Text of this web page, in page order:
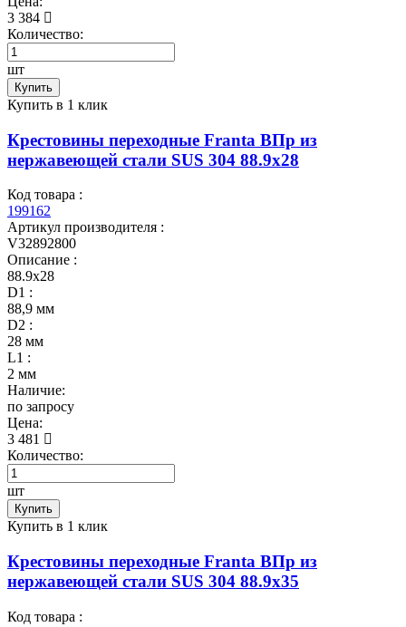
3 384
Количество:
шт
Купить
Купить в 1 клик
Крестовины переходные Franta ВПр из
нержавеющей стали SUS 304 88.9х28
Код товара :
199162
Артикул производителя :
V32892800
Описание :
88.9х28
D1 :
88,9 мм
D2 :
28 мм
L1 :
2 мм
Наличие:
по запросу
Цена:
3 481
Количество:
шт
Купить
Купить в 1 клик
Крестовины переходные Franta ВПр из
нержавеющей стали SUS 304 88.9х35
Код товара :